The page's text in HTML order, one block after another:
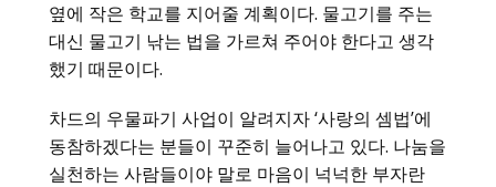
옆에 작은 학교를 지어줄 계획이다. 물고기를 주는
대신 물고기 낚는 법을 가르쳐 주어야 한다고 생각
했기 때문이다.
차드의 우물파기 사업이 알려지자 ‘사랑의 셈법’에
동참하겠다는 분들이 꾸준히 늘어나고 있다. 나눔을
실천하는 사람들이야 말로 마음이 넉넉한 부자란